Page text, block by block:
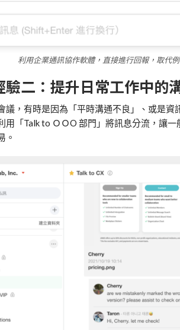
利用企業通訊協作軟體，直接進行回報，取代
驗二：提升日常工作中的
議，有時是因為「平時溝通不良」、或是
用「Talk to ＯＯO 部門」將訊息分流，讓
。